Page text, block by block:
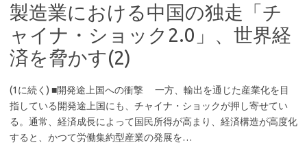
製造業における中国の独走「チ
ャイナ・ショック2.0」、世界経
済を脅かす(2)
(1に続く) ■開発途上国への衝撃 一方、輸出を通じた産業化を目
指している開発途上国にも、チャイナ・ショックが押し寄せてい
る。通常、経済成長によって国民所得が高まり、経済構造が高度化
すると、かつて労働集約型産業の発展を…